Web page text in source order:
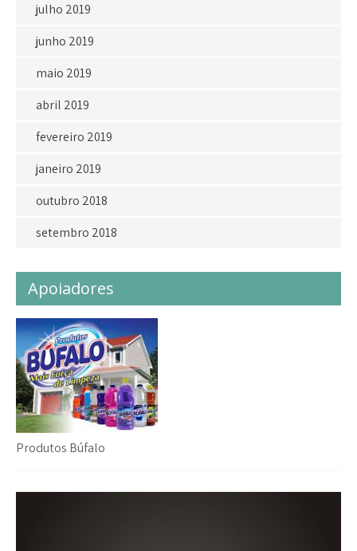
julho 2019
junho 2019
maio 2019
abril 2019
fevereiro 2019
janeiro 2019
outubro 2018
setembro 2018
Apoiadores
Produtos Búfalo